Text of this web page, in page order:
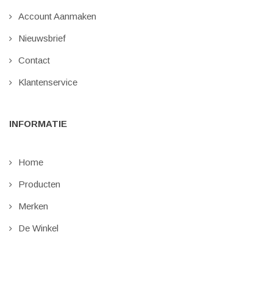
Account Aanmaken
Nieuwsbrief
Contact
Klantenservice
INFORMATIE
Home
Producten
Merken
De Winkel